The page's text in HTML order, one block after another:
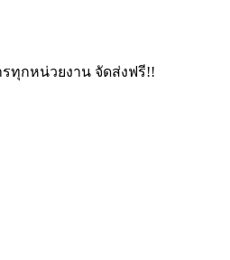
ทุกหน่วยงาน จัดส่งฟรี!!